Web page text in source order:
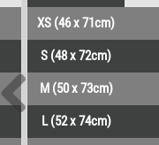
XS (46 x 71cm)
S (48 x 72cm)
M (50 x 73cm)
L (52 x 74cm)